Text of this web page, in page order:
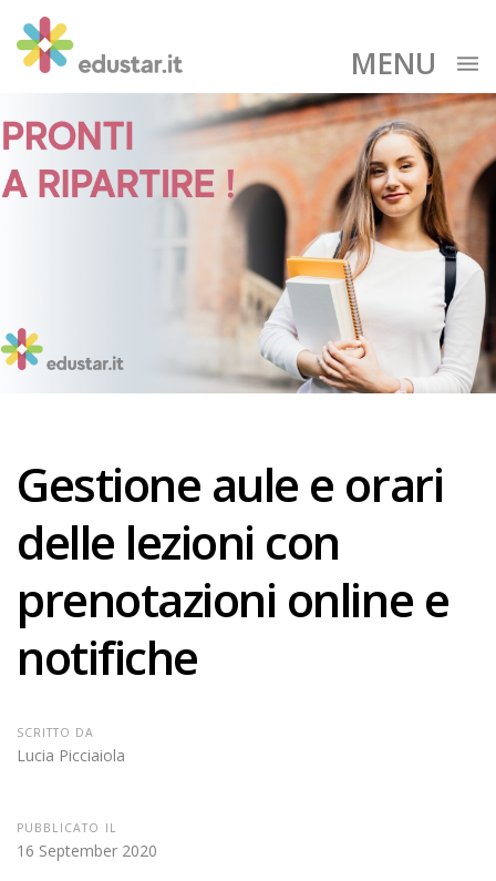
MENU
Gestione aule e orari
delle lezioni con
prenotazioni online e
notifiche
SCRITTO DA
Lucia Picciaiola
PUBBLICATO IL
16 September 2020